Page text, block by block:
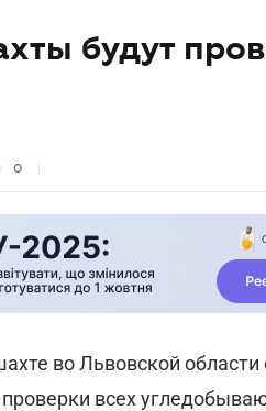
будут
0
во Львовской
всех